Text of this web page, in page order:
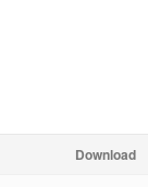
Download